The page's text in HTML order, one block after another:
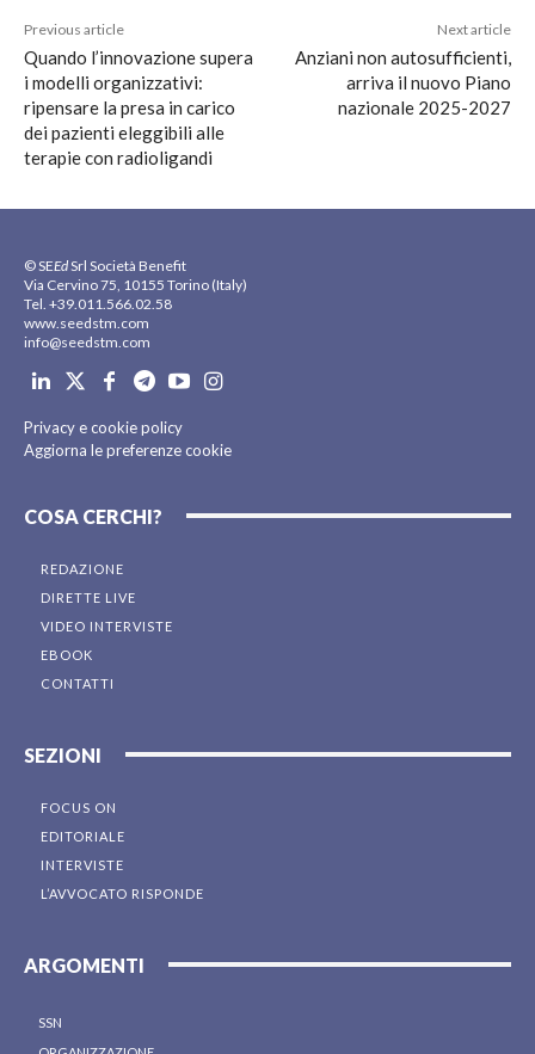
Previous article
Quando l’innovazione supera
i modelli organizzativi:
ripensare la presa in carico
dei pazienti eleggibili alle
terapie con radioligandi
Next article
Anziani non autosufficienti,
arriva il nuovo Piano
nazionale 2025-2027
© SEEdSrl Società Benefit
Via Cervino 75, 10155 Torino (Italy)
Tel. +39.011.566.02.58
www.seedstm.com
info@seedstm.com
Privacy e cookie policy
Aggiorna le preferenze cookie
COSA CERCHI?
REDAZIONE
DIRETTE LIVE
VIDEO INTERVISTE
EBOOK
CONTATTI
SEZIONI
FOCUS ON
EDITORIALE
INTERVISTE
L’AVVOCATO RISPONDE
ARGOMENTI
SSN